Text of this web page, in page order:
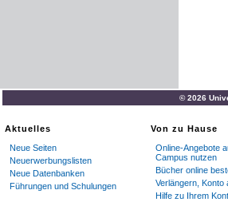
© 2026
Aktuelles
Neue Seiten
Neuerwerbungslisten
Neue Datenbanken
Führungen und Schulungen
Von zu Hause
Online-Angebote
Campus nutzen
Bücher online
Verlängern, Konto
Hilfe zu Ihrem